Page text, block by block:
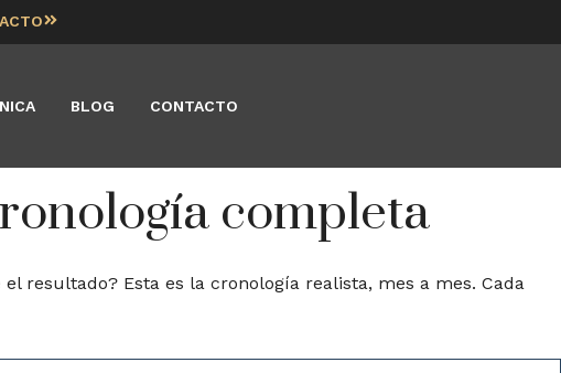
BLOG CONTACTO
completa
resultado? Esta es la cronología realista, mes a mes. Cada